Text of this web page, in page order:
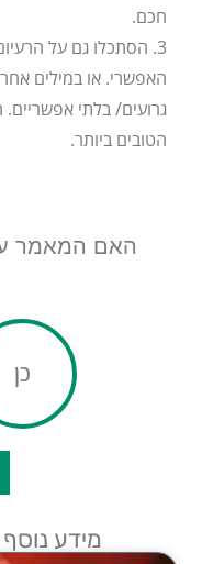
חכם.
3. הסתכלו גם על
גרועים/ בלתי אפשריים.
הטובים ביותר.
האם המאמר
כן
מידע